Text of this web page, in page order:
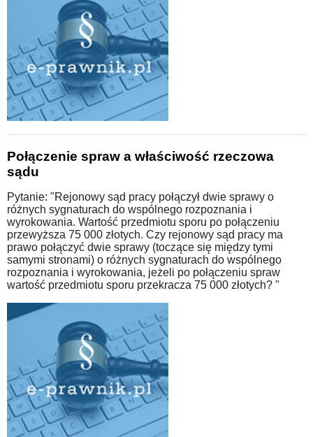
Połączenie spraw a właściwość rzeczowa
sądu
Pytanie: "Rejonowy sąd pracy połączył dwie sprawy o
różnych sygnaturach do wspólnego rozpoznania i
wyrokowania. Wartość przedmiotu sporu po połączeniu
przewyższa 75 000 złotych. Czy rejonowy sąd pracy ma
prawo połączyć dwie sprawy (toczące się między tymi
samymi stronami) o różnych sygnaturach do wspólnego
rozpoznania i wyrokowania, jeżeli po połączeniu spraw
wartość przedmiotu sporu przekracza 75 000 złotych? "